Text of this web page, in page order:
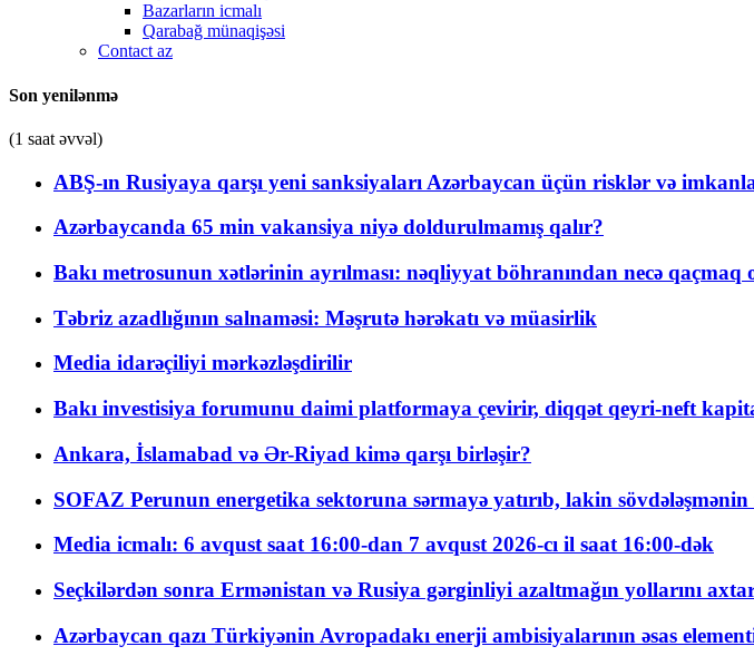
Bazarların icmalı
Qarabağ münaqişəsi
Contact az
Son yenilənmə
(1 saat əvvəl)
ABŞ-ın Rusiyaya qarşı yeni sanksiyaları Azərbaycan üçün risklər və
Azərbaycanda 65 min vakansiya niyə doldurulmamış qalır?
Bakı metrosunun xətlərinin ayrılması: nəqliyyat böhranından necə qaçmaq
Təbriz azadlığının salnaməsi: Məşrutə hərəkatı və müasirlik
Media idarəçiliyi mərkəzləşdirilir
Bakı investisiya forumunu daimi platformaya çevirir, diqqət qeyri-neft
Ankara, İslamabad və Ər-Riyad kimə qarşı birləşir?
SOFAZ Perunun energetika sektoruna sərmayə yatırıb, lakin sövdələşmənin
Media icmalı: 6 avqust saat 16:00-dan 7 avqust 2026-cı il saat 16:00-dək
Seçkilərdən sonra Ermənistan və Rusiya gərginliyi azaltmağın yollarını
Azərbaycan qazı Türkiyənin Avropadakı enerji ambisiyalarının əsas